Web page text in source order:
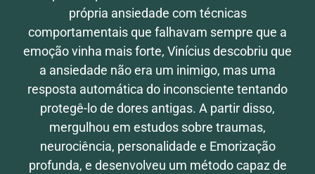
própria ansiedade com técnicas
comportamentais que falhavam sempre que a
emoção vinha mais forte, Vinícius descobriu que
a ansiedade não era um inimigo, mas uma
resposta automática do inconsciente tentando
protegê-lo de dores antigas. A partir disso,
mergulhou em estudos sobre traumas,
neurociência, personalidade e Emorização
profunda, e desenvolveu um método capaz de